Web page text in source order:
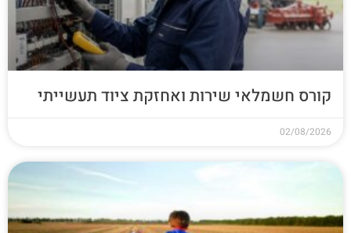
קורס חשמלאי שירות ואחזקת ציוד תעשייתי
02/08/2026